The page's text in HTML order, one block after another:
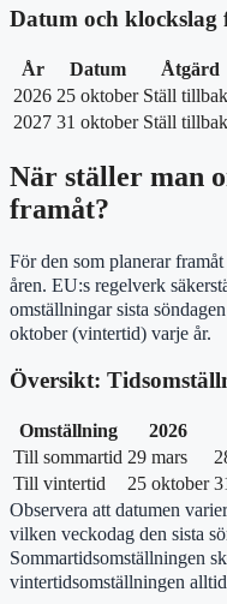
Datum och klockslag
År Datum Åtgärd
2026 25 oktober Ställ
2027 31 oktober Ställ
När ställer man
framåt?
För den som planerar
åren. EU:s regelverk
omställningar sista
oktober (vintertid) varje år.
Översikt:
Omställning 2026
Till sommartid 29 mars
Till vintertid
25 oktober
Observera att datumen
vilken veckodag den sista
Sommartidsomställningen
vintertidsomställningen